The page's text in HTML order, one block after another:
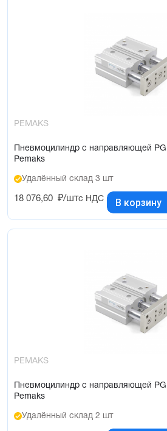
PEMAKS
Пневмоцилиндр с направляющей
Pemaks
Удалённый склад 3 шт
18 076,60 ₽/штс НДС В корзину
PEMAKS
Пневмоцилиндр с направляющей
Pemaks
Удалённый склад 2 шт